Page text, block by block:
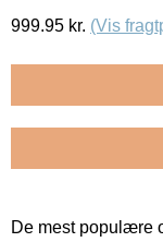
999.95 kr. (Vis
De mest populære